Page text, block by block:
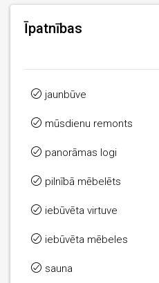
Īpatnības
jaunbūve
mūsdienu remonts
panorāmas logi
pilnībā mēbelēts
iebūvēta virtuve
iebūvēta mēbeles
sauna